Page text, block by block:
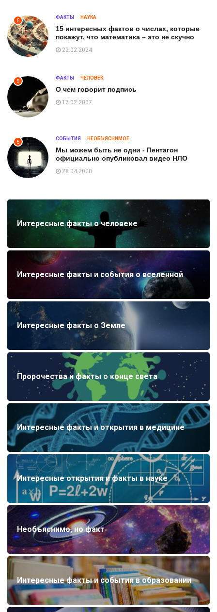
5
ФАКТЫ НАУКА
15 интересных фактов о числах, которые
покажут, что математика – это не скучно
22.02.2024
5
ФАКТЫ ЧЕЛОВЕК
О чем говорит подпись
17.02.2007
5
СОБЫТИЯ НЕОБЪЯСНИМОЕ
Мы можем быть не одни - Пентагон
официально опубликовал видео НЛО
28.04.2020
Интересные факты о человеке
Интересные факты и события о вселенной
Интересные факты о Земле
Пророчества и факты о конце света
Интересные факты и открытия в медицине
Интересные открытия и факты в науке
Необъяснимо, но факт
Интересные факты и события в образовании